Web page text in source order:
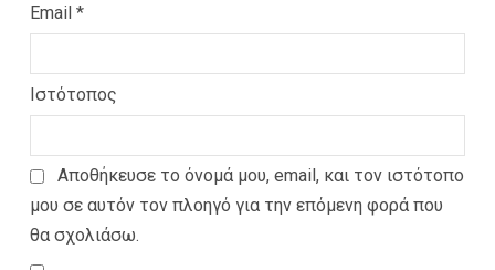
Email *
Ιστότοπος
Αποθήκευσε το όνομά μου, email, και τον ιστότοπο
μου σε αυτόν τον πλοηγό για την επόμενη φορά που
θα σχολιάσω.